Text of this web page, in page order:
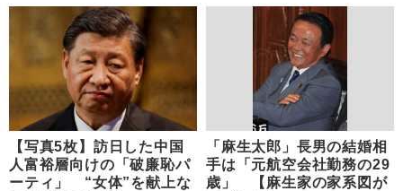
【写真5枚】訪日した中国
人富裕層向けの「破廉恥パ
ーティ」 “女体”を献上な
「麻生太郎」長男の結婚相
手は「元航空会社勤務の29
歳」 【麻生家の家系図が